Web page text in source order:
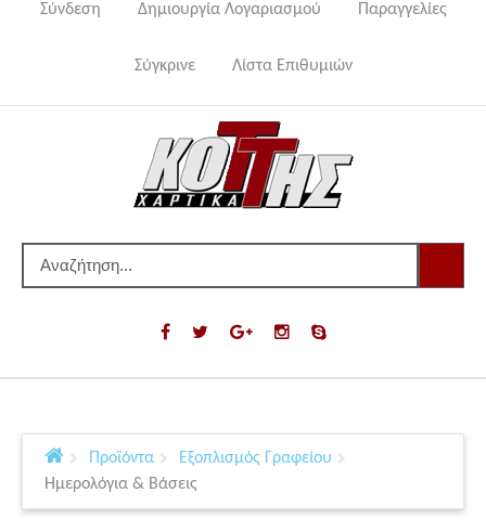
Σύνδεση Δημιουργία Λογαριασμού Παραγγελίες
Σύγκρινε Λίστα Επιθυμιών
Προϊόντα
Εξοπλισμός Γραφείου
Ημερολόγια & Βάσεις